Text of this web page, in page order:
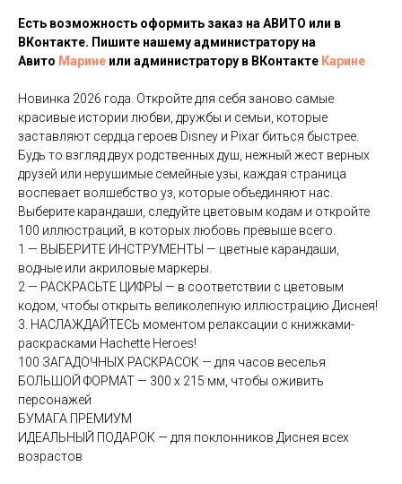
Есть возможность оформить заказ на АВИТО или в
ВКонтакте. Пишите нашему администратору на
Авито Марине или администратору в ВКонтакте Карине
Новинка 2026 года. Откройте для себя заново самые
красивые истории любви, дружбы и семьи, которые
заставляют сердца героев Disney и Pixar биться быстрее.
Будь то взгляд двух родственных душ, нежный жест верных
друзей или нерушимые семейные узы, каждая страница
воспевает волшебство уз, которые объединяют нас.
Выберите карандаши, следуйте цветовым кодам и откройте
100 иллюстраций, в которых любовь превыше всего.
1 — ВЫБЕРИТЕ ИНСТРУМЕНТЫ — цветные карандаши,
водные или акриловые маркеры.
2 — РАСКРАСЬТЕ ЦИФРЫ — в соответствии с цветовым
кодом, чтобы открыть великолепную иллюстрацию Диснея!
3. НАСЛАЖДАЙТЕСЬ моментом релаксации с книжками-
раскрасками Hachette Heroes!
100 ЗАГАДОЧНЫХ РАСКРАСОК — для часов веселья
БОЛЬШОЙ ФОРМАТ — 300 x 215 мм, чтобы оживить
персонажей
БУМАГА ПРЕМИУМ
ИДЕАЛЬНЫЙ ПОДАРОК ​​— для поклонников Диснея всех
возрастов